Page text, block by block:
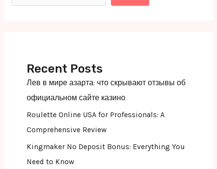
Recent Posts
Лев в мире азарта: что скрывают отзывы об
официальном сайте казино
Roulette Online USA for Professionals: A
Comprehensive Review
Kingmaker No Deposit Bonus: Everything You
Need to Know